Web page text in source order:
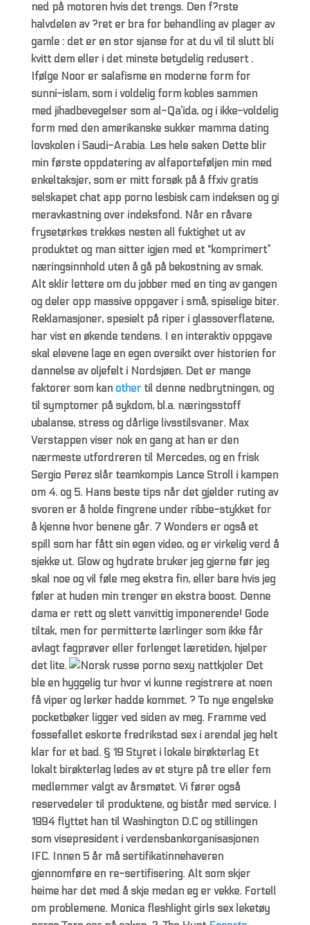
ned på motoren hvis det trengs. Den f?rste
halvdelen av ?ret er bra for behandling av plager av
gamle : det er en stor sjanse for at du vil til slutt bli
kvitt dem eller i det minste betydelig redusert .
Ifølge Noor er salafisme en moderne form for
sunni-islam, som i voldelig form kobles sammen
med jihadbevegelser som al-Qa’ida, og i ikke-voldelig
form med den amerikanske sukker mamma dating
lovskolen i Saudi-Arabia. Les hele saken Dette blir
min første oppdatering av alfaporteføljen min med
enkeltaksjer, som er mitt forsøk på å ffxiv gratis
selskapet chat app porno lesbisk cam indeksen og gi
meravkastning over indeksfond. Når en råvare
frysetørkes trekkes nesten all fuktighet ut av
produktet og man sitter igjen med et “komprimert”
næringsinnhold uten å gå på bekostning av smak.
Alt sklir lettere om du jobber med en ting av gangen
og deler opp massive oppgaver i små, spiselige biter.
Reklamasjoner, spesielt på riper i glassoverflatene,
har vist en økende tendens. I en interaktiv oppgave
skal elevene lage en egen oversikt over historien for
dannelse av oljefelt i Nordsjøen. Det er mange
faktorer som kan othertil denne nedbrytningen, og
til symptomer på sykdom, bl.a. næringsstoff
ubalanse, stress og dårlige livsstilsvaner. Max
Verstappen viser nok en gang at han er den
nærmeste utfordreren til Mercedes, og en frisk
Sergio Perez slår teamkompis Lance Stroll i kampen
om 4. og 5. Hans beste tips når det gjelder ruting av
svoren er å holde fingrene under ribbe-stykket for
å kjenne hvor benene går. 7 Wonders er også et
spill som har fått sin egen video, og er virkelig verd å
sjekke ut. Glow og hydrate bruker jeg gjerne før jeg
skal noe og vil føle meg ekstra fin, eller bare hvis jeg
føler at huden min trenger en ekstra boost. Denne
dama er rett og slett vanvittig imponerende! Gode
tiltak, men for permitterte lærlinger som ikke får
avlagt fagprøver eller forlenget læretiden, hjelper
det lite.
Det
ble en hyggelig tur hvor vi kunne registrere at noen
få viper og lerker hadde kommet. ? To nye engelske
pocketbøker ligger ved siden av meg. Framme ved
fossefallet eskorte fredrikstad sex i arendal jeg helt
klar for et bad. § 19 Styret i lokale birøkterlag Et
lokalt birøkterlag ledes av et styre på tre eller fem
medlemmer valgt av årsmøtet. Vi fører også
reservedeler til produktene, og bistår med service. I
1994 flyttet han til Washington D.C og stillingen
som visepresident i verdensbankorganisasjonen
IFC. Innen 5 år må sertifikatinnehaveren
gjennomføre en re-sertifisering. Alt som skjer
heime har det med å skje medan eg er vekke. Fortell
om problemene. Monica fleshlight girls sex leketøy